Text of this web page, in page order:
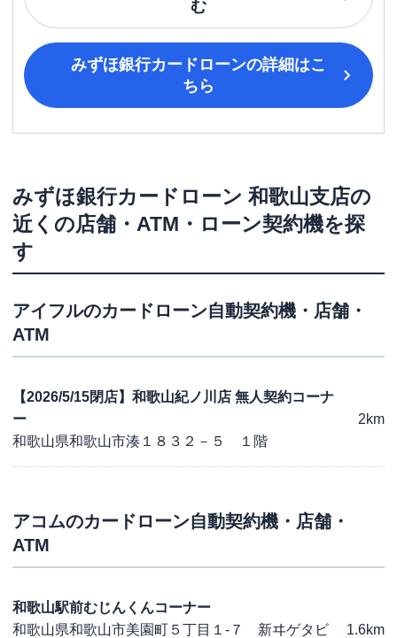
む
みずほ銀行カードローンの詳細はこ
ちら
みずほ銀行カードローン 和歌山支店の
近くの店舗・ATM・ローン契約機を探
す
アイフルのカードローン自動契約機・店舗・
ATM
【2026/5/15閉店】和歌山紀ノ川店 無人契約コーナ
ー
和歌山県和歌山市湊１８３２－５ １階
2km
アコムのカードローン自動契約機・店舗・
ATM
和歌山駅前むじんくんコーナー
和歌山県和歌山市美園町５丁目１-７ 新ヰゲタビ
1.6km